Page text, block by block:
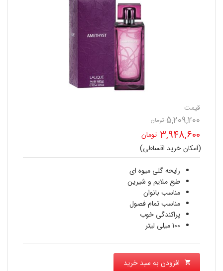
قیمت
5,209,200 تومان
اصلی
5,209,200 تومان
بود.
3,948,600 تومان
قیمت
فعلی
3,948,600 تومان
است.
(امکان خرید اقساطی)
رایحه گلی میوه ای
طبع ملایم و شیرین
مناسب بانوان
مناسب تمام فصول
پراکندگی خوب
100 میلی لیتر
افزودن به سبد خرید